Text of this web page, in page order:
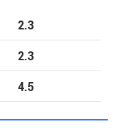
2.3
2.3
4.5